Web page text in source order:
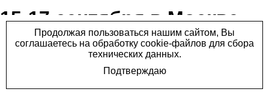
15-17 сентября в Москве
прошла XIII международная
конференция
колоректальной хирургии.